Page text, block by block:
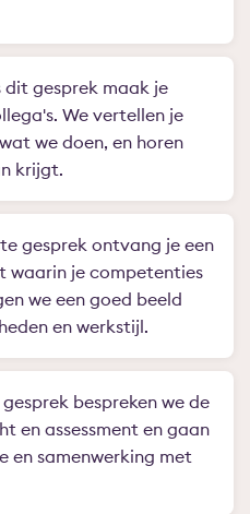
dit gesprek maak je
We vertellen je
we doen, en horen
krijgt.
gesprek ontvang je een
waarin je competenties
we een goed beeld
en werkstijl.
bespreken we de
en assessment en gaan
en samenwerking met